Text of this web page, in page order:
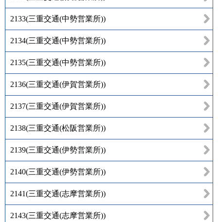
2133(三重交通(中勢営業所))
2134(三重交通(中勢営業所))
2135(三重交通(中勢営業所))
2136(三重交通(伊賀営業所))
2137(三重交通(伊賀営業所))
2138(三重交通(松阪営業所))
2139(三重交通(伊勢営業所))
2140(三重交通(伊勢営業所))
2141(三重交通(志摩営業所))
2143(三重交通(志摩営業所))